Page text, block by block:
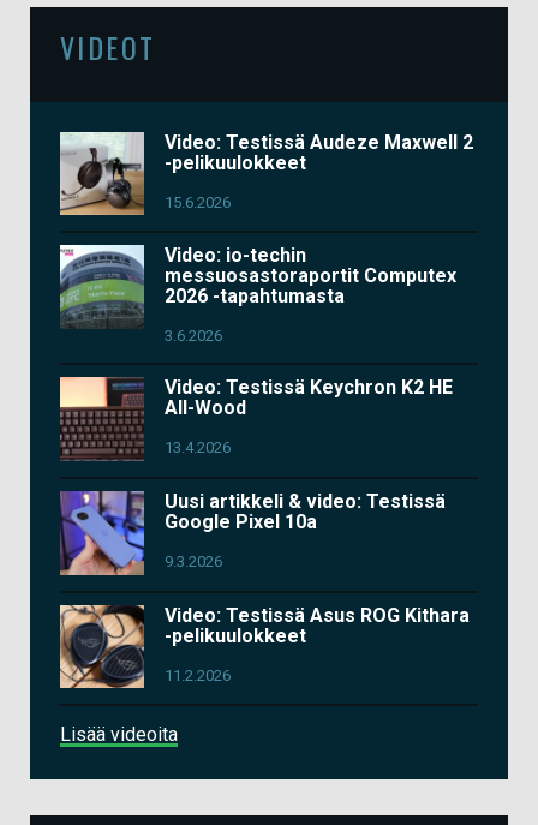
VIDEOT
Video: Testissä Audeze Maxwell 2
-pelikuulokkeet
15.6.2026
Video: io-techin
messuosastoraportit Computex
2026 -tapahtumasta
3.6.2026
Video: Testissä Keychron K2 HE
All-Wood
13.4.2026
Uusi artikkeli & video: Testissä
Google Pixel 10a
9.3.2026
Video: Testissä Asus ROG Kithara
-pelikuulokkeet
11.2.2026
Lisää videoita